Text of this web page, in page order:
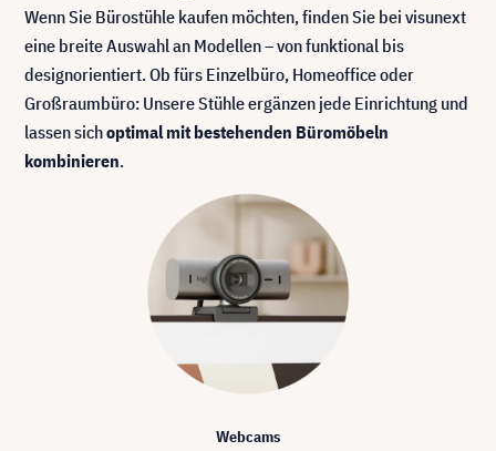
Wenn Sie Bürostühle kaufen möchten, finden Sie bei visunext
eine breite Auswahl an Modellen – von funktional bis
designorientiert. Ob fürs Einzelbüro, Homeoffice oder
Großraumbüro: Unsere Stühle ergänzen jede Einrichtung und
lassen sichoptimal mit bestehenden Büromöbeln
kombinieren.
Webcams